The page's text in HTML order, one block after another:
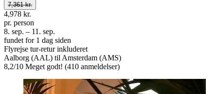
7,361 kr.
4,978 kr.
pr. person
8. sep. – 11. sep.
fundet for 1 dag siden
Flyrejse tur-retur inkluderet
Aalborg (AAL) til Amsterdam (AMS)
8,2/10 Meget godt! (410 anmeldelser)